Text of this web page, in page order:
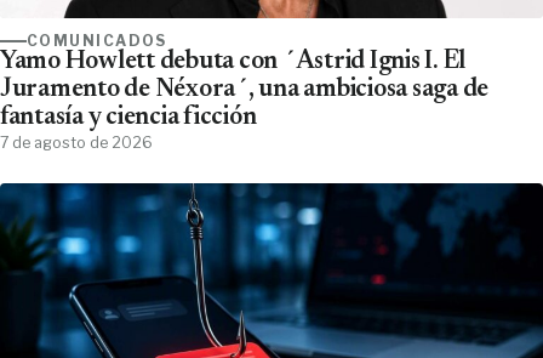
COMUNICADOS
Yamo Howlett debuta con ´Astrid Ignis I. El
Juramento de Néxora´, una ambiciosa saga de
fantasía y ciencia ficción
7 de agosto de 2026